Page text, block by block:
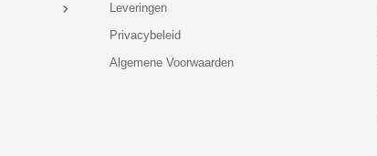
Leveringen
Privacybeleid
Algemene Voorwaarden